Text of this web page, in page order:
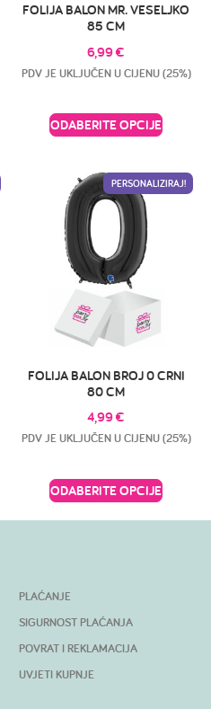
FOLIJA BALON MR. VESELJKO
85 CM
6,99€
PDV JE UKLJUČEN U CIJENU (25%)
ODABERITE OPCIJE
PERSONALIZIRAJ!
FOLIJA BALON BROJ 0 CRNI
80 CM
4,99€
PDV JE UKLJUČEN U CIJENU (25%)
ODABERITE OPCIJE
PLAĆANJE
SIGURNOST PLAĆANJA
POVRAT I REKLAMACIJA
UVJETI KUPNJE